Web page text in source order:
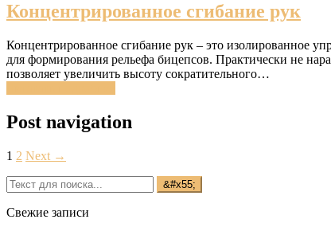
Концентрированное сгибание рук
Концентрированное сгибание рук – это изолированное
для формирования рельефа бицепсов. Практически не
позволяет увеличить высоту сократительного…
Post navigation
1 2 Next →
Свежие записи